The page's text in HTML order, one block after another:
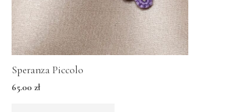
Speranza Piccolo
65.00zł